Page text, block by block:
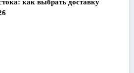
как выбрать доставку